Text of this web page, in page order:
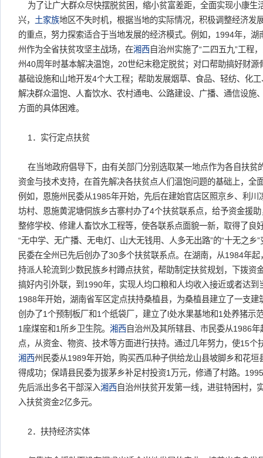
为了让广大群众尽快摆脱贫困，缩小贫富差距，全面实现小康生
兴， 土家族地区不失时机，根据当地的实际情况，积极调整经济发
的重点，努力探索适合于当地发展的经济模式。例如，1994年，湖
州作为全省扶贫攻坚主战场，在湘西 自治州实施了“二四五九”工程
州40周年时基本解决温饱，20世纪末稳定脱贫；对口帮助搞好财源
基础设施和山地开发4个大工程；帮助发展烟草、食品、轻纺、化
解决群众温饱、人畜饮水、农村通电、公路建设、广播、通信设施
方面的具体困难。
1．实行定点扶贫
在当地政府倡导下，由有关部门分别选取某一地点作为各自扶贫
资金与技术支持，在首先解决各扶贫点人们温饱问题的基础上，全
例如，恩施州民委从1985年开始，先后在建始官店区照京乡、利川
坊村、恩施黄泥塘侗族乡古寨村办了4个扶贫联系点，给予资金援
整修学校、修建人畜饮水工程等，使各联系点面貌一新，取得了良
“无中学、无广播、无电灯、山大无钱用、人多无出路”的“十无之乡
民委在全州已先后创办了30多个扶贫联系点。在湖南，从1984年
持派人轮流到少数民族乡村蹲点扶贫，帮助制定扶贫规划，下拨资
搞好内引外联，到1990年，实现人均口粮和人均收入接近或者达到
1988年开始，湖南省军区定点扶持桑植县，为桑植县建立了一支
创办了1个预制板厂和1个纸袋厂，建立了l处水果基地和1处养猪示
1座煤窑和1所乡卫生院。 湘西 自治州及其所辖县、市民委从1986
点，从资金、物资、技术等方面进行扶持。通过几年努力，使15个
湘西州民委从1989年开始，购买西瓜种子供给龙山县坡脚乡和花垣
得成功；保靖县民委为拔茅乡补足村投资1万元，修通了村路。
先后派出多名干部深入湘西 自治州扶贫开发第一线，进驻特困村，
入扶贫资金2亿多元。
2．扶持经济实体